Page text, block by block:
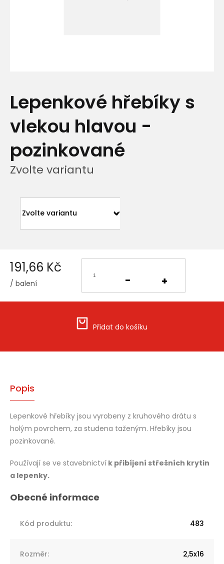
Lepenkové hřebíky s
vlekou hlavou -
pozinkované
Zvolte variantu
191,66 Kč
/ balení
cena:
Přidat do košíku
Popis
Lepenkové hřebíky jsou vyrobeny z kruhového drátu s
holým povrchem, za studena taženým. Hřebíky jsou
pozinkované.
Používají se ve stavebnictví k přibíjení střešních krytin
a lepenky.
Kód produktu: 483
Rozměr: 2,5x16